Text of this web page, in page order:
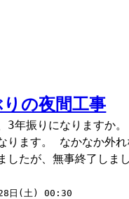
の夜間工事
3年振りになりますか
ります。 なかなか外れ
したが、無事終了しま
日(土) 00:30